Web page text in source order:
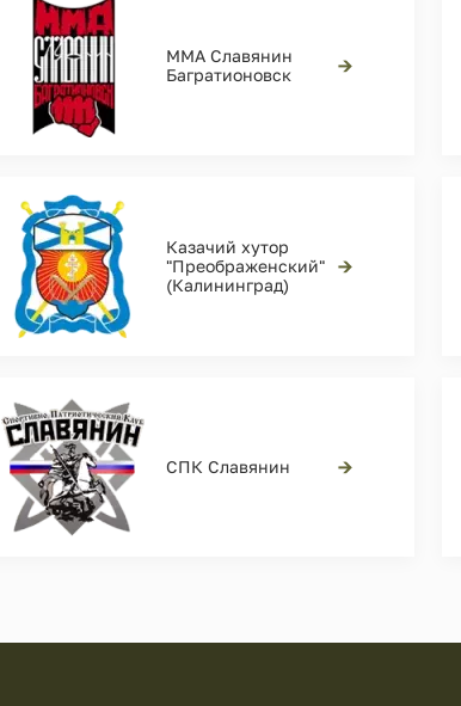
ММА Славянин
Багратионовск
→
Казачий хутор
"Преображенский"
(Калининград)
→
СПК Славянин →